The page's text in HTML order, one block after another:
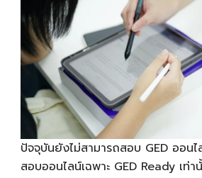
ปัจจุบันยังไม่สามารถสอบ GED ออนไ
สอบออนไลน์เฉพาะ GED Ready เท่า